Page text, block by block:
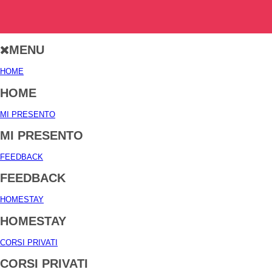
MENU
HOME
HOME
MI PRESENTO
MI PRESENTO
FEEDBACK
FEEDBACK
HOMESTAY
HOMESTAY
CORSI PRIVATI
CORSI PRIVATI